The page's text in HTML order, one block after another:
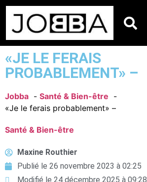
«JE LE FERAIS
PROBABLEMENT» –
Jobba
Santé & Bien-être
«Je le ferais probablement» –
Santé & Bien-être
Maxine Routhier
Publié le 26 novembre 2023 à 02:25
Modifié le 24 décembre 2025 à 09:28